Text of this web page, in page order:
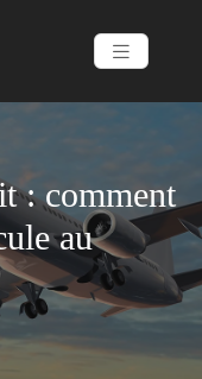
: comment
au